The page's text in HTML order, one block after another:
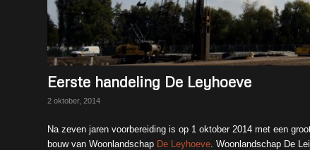
Eerste handeling De Leyhoeve
2 oktober, 2014
Na zeven jaren voorbereiding is op 1 oktober 2014 met een
bouw van Woonlandschap De Leyhoeve . Woonlandschap De